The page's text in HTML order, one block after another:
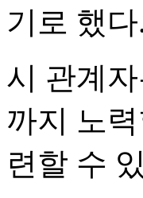
기로 했다
시 관계
까지 노
련할 수